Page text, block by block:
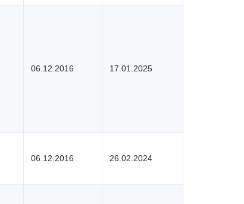
06.12.2016 17.01.2025
06.12.2016 26.02.2024